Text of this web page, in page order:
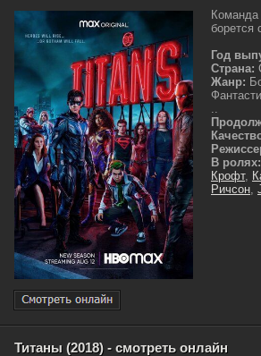
Команда
борется
Год
Страна:
Жанр:
..
В ролях:
Крофт,
Ричсон,
Титаны (2018) - смотреть онлайн